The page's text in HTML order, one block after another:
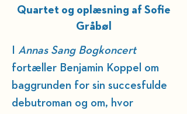
Quartet og oplæsning af Sofie
Gråbøl
Annas Sang Bogkoncert
fortæller Benjamin Koppel om
baggrunden for sin succesfulde
debutroman og om, hvor